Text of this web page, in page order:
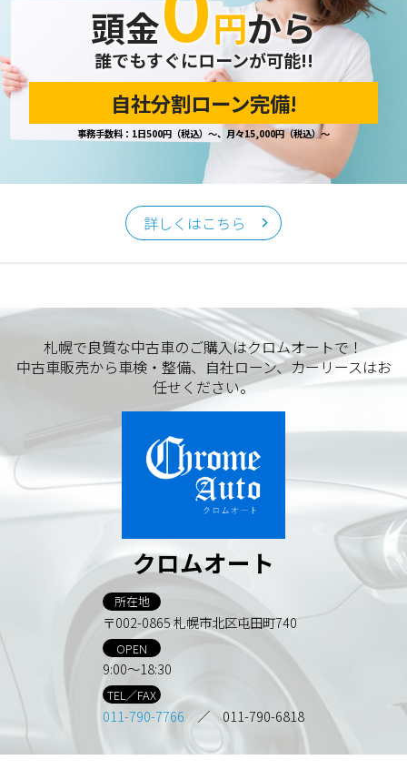
頭金 円から
誰でもすぐにローンが可能!!
自社分割ローン完備!
事務手数料：1日500円（税込）～、月々15,000円（税込）～
詳しくはこちら
札幌で良質な中古車のご購入はクロムオートで！
中古車販売から車検・整備、自社ローン、カーリースはお
任せください。
クロムオート
所在地
〒002-0865 札幌市北区屯田町740
OPEN
9:00～18:30
TEL／FAX
011-790-7766 ／ 011-790-6818